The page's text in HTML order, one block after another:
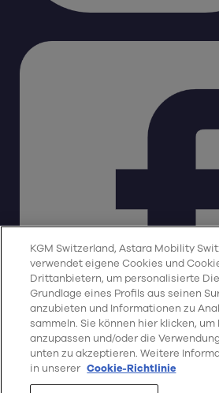
Deutsch Impressum Datenschutz
CO2-Emissionen
Cookie-Einstellungen
KGM Switzerland, Astara Mobility
verwendet eigene Cookies und
Drittanbietern, um personalisierte
Grundlage eines Profils aus seinen
anzubieten und Informationen zu
sammeln. Sie können hier klicken, um
anzupassen und/oder die
unten zu akzeptieren. Weitere
in unserer Cookie-Richtlinie